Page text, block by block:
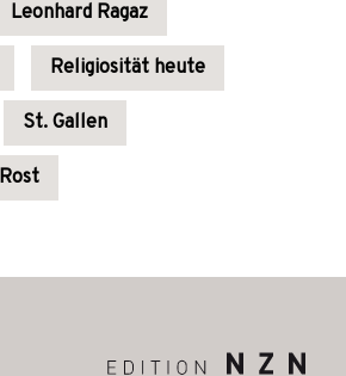
Leonhard Ragaz
Religiosität heute
St. Gallen